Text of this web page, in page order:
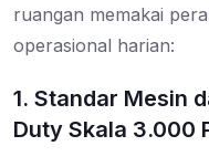
ruangan memakai
operasional harian:
1. Standar Mesin
Duty Skala 3.000